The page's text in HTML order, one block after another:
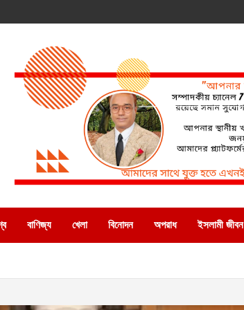
বাণিজ্য খেলা বিনোদন অপরাধ ইসলামী জীবন